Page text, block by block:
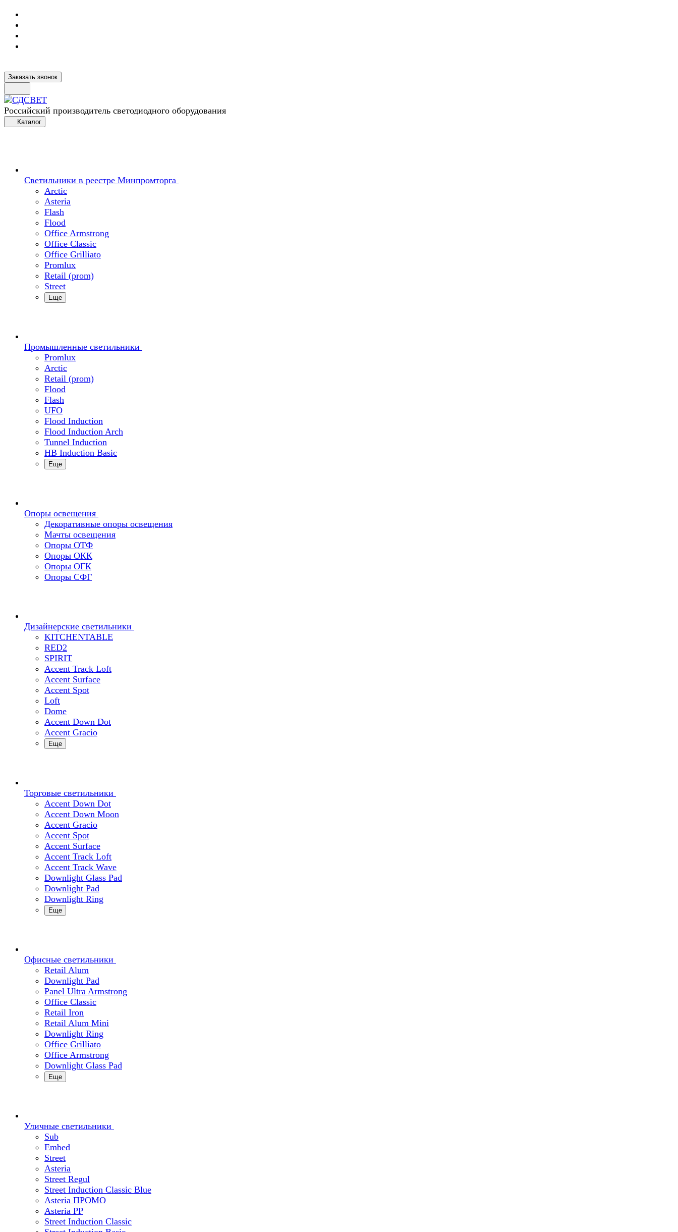
Заказать звонок
Российский производитель светодиодного оборудования
Каталог
Светильники в реестре Минпромторга
Arctic
Asteria
Flash
Flood
Office Armstrong
Office Classic
Office Grilliato
Promlux
Retail (prom)
Street
Еще
Промышленные светильники
Promlux
Arctic
Retail (prom)
Flood
Flash
UFO
Flood Induction
Flood Induction Arch
Tunnel Induction
HB Induction Basic
Еще
Опоры освещения
Декоративные опоры освещения
Мачты освещения
Опоры ОТФ
Опоры ОКК
Опоры ОГК
Опоры СФГ
Дизайнерские светильники
KITCHENTABLE
RED2
SPIRIT
Accent Track Loft
Accent Surface
Accent Spot
Loft
Dome
Accent Down Dot
Accent Gracio
Еще
Торговые светильники
Accent Down Dot
Accent Down Moon
Accent Gracio
Accent Spot
Accent Surface
Accent Track Loft
Accent Track Wave
Downlight Glass Pad
Downlight Pad
Downlight Ring
Еще
Офисные светильники
Retail Alum
Downlight Pad
Panel Ultra Armstrong
Office Classic
Retail Iron
Retail Alum Mini
Downlight Ring
Office Grilliato
Office Armstrong
Downlight Glass Pad
Еще
Уличные светильники
Sub
Embed
Street
Asteria
Street Regul
Street Induction Classic Blue
Asteria ПРОМО
Asteria PP
Street Induction Classic